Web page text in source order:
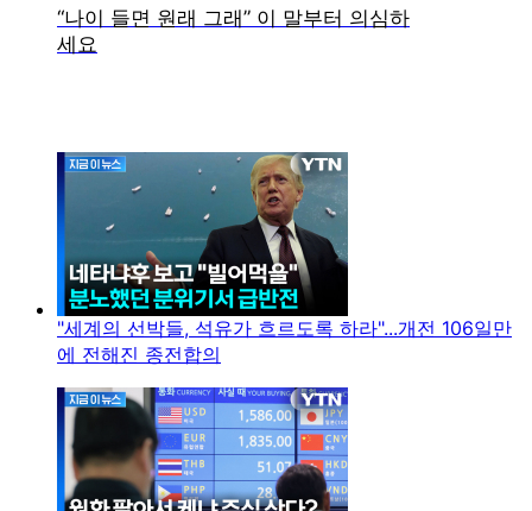
"세계의 선박들, 석유가 흐르도록 하라"...개전 106일만
에 전해진 종전합의